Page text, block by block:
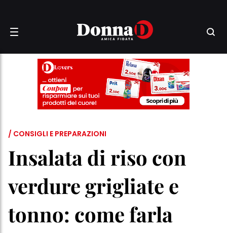
/ CONSIGLI E PREPARAZIONI
Insalata di riso con
verdure grigliate e
tonno: come farla